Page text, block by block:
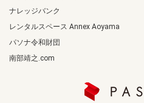
ナレッジバンク
レンタルスペース Annex Aoyama
パソナ令和財団
南部靖之.com